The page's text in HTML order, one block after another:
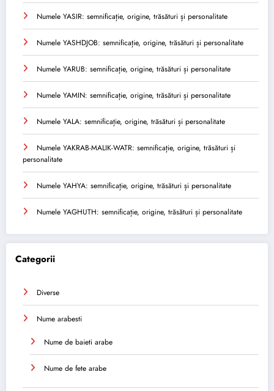
Numele YASIR: semnificație, origine, trăsături și personalitate
Numele YASHDJOB: semnificație, origine, trăsături și personalitate
Numele YARUB: semnificație, origine, trăsături și personalitate
Numele YAMIN: semnificație, origine, trăsături și personalitate
Numele YALA: semnificație, origine, trăsături și personalitate
Numele YAKRAB-MALIK-WATR: semnificație, origine, trăsături și
personalitate
Numele YAHYA: semnificație, origine, trăsături și personalitate
Numele YAGHUTH: semnificație, origine, trăsături și personalitate
Categorii
Diverse
Nume arabesti
Nume de baieti arabe
Nume de fete arabe